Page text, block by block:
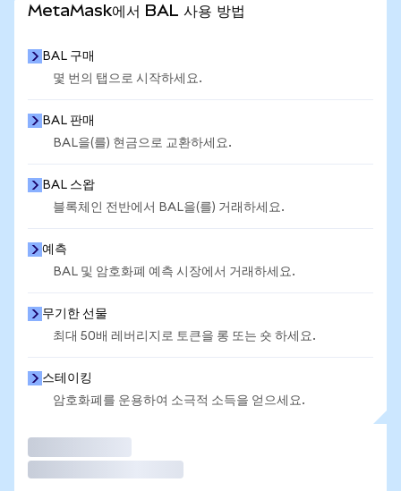
MetaMask에서 BAL 사용 방법
BAL 구매
몇 번의 탭으로 시작하세요.
BAL 판매
BAL을(를) 현금으로 교환하세요.
BAL 스왑
블록체인 전반에서 BAL을(를) 거래하세요.
예측
BAL 및 암호화폐 예측 시장에서 거래하세요.
무기한 선물
최대 50배 레버리지로 토큰을 롱 또는 숏 하세요.
스테이킹
암호화폐를 운용하여 소극적 소득을 얻으세요.